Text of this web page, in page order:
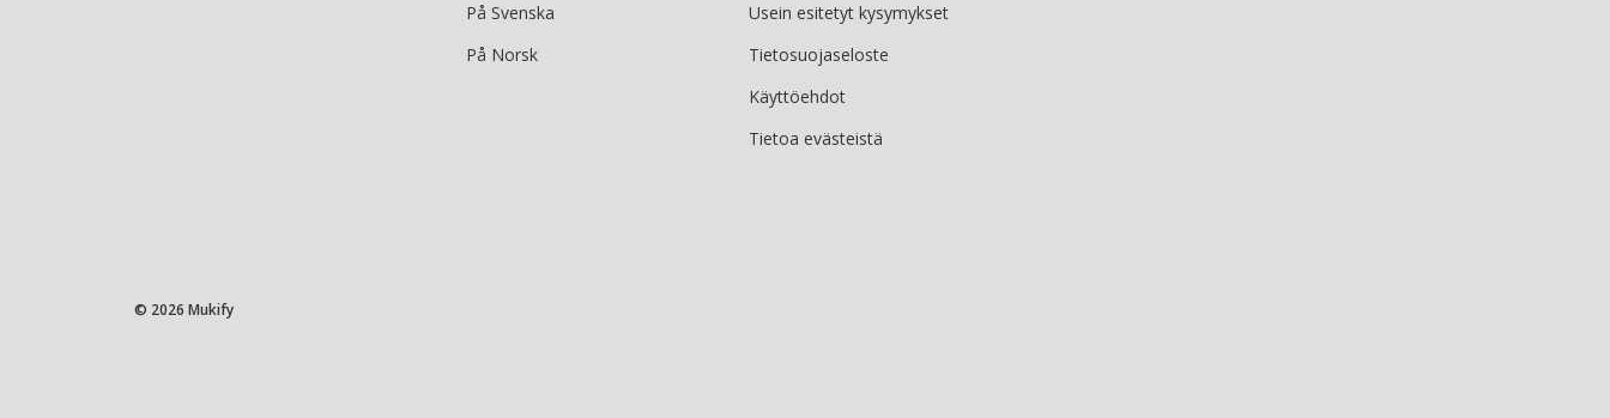
På Svenska
På Norsk
Usein esitetyt kysymykset
Tietosuojaseloste
Käyttöehdot
Tietoa evästeistä
© 2026 Mukify